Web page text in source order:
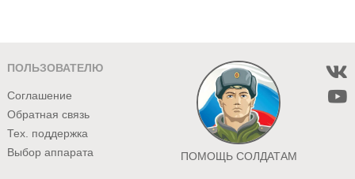
ПОЛЬЗОВАТЕЛЮ
Соглашение
Обратная связь
Тех. поддержка
Выбор аппарата
ПОМОЩЬ СОЛДАТАМ